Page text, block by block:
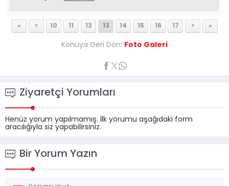
« < 10 11 12 13 14 15 16 17 > »
Konuya Geri Dön: Foto Galeri
Ziyaretçi Yorumları
Henüz yorum yapılmamış. İlk yorumu aşağıdaki form
aracılığıyla siz yapabilirsiniz.
Bir Yorum Yazın